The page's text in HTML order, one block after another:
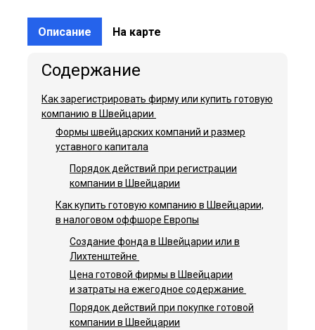
Описание На карте
Как зарегистрировать фирму или купить готовую
компанию в Швейцарии
Формы швейцарских компаний и размер
уставного капитала
Порядок действий при регистрации
компании в Швей­царии
Как купить готовую компанию в Швейцарии,
в налоговом оффшоре Европы
Создание фонда в Швейцарии или в
Лихтенштейне
Цена готовой фирмы в Швейцарии
и затраты на ежегодное содержание
Порядок действий при покупке готовой
компании в Швейцарии